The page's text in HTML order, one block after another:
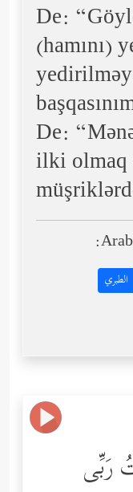
De:
(hamını)
De:
ilki olmaq
الطبري
رَبِّی